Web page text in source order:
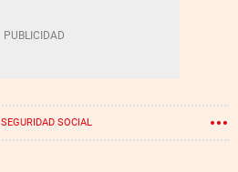
SEGURIDAD SOCIAL